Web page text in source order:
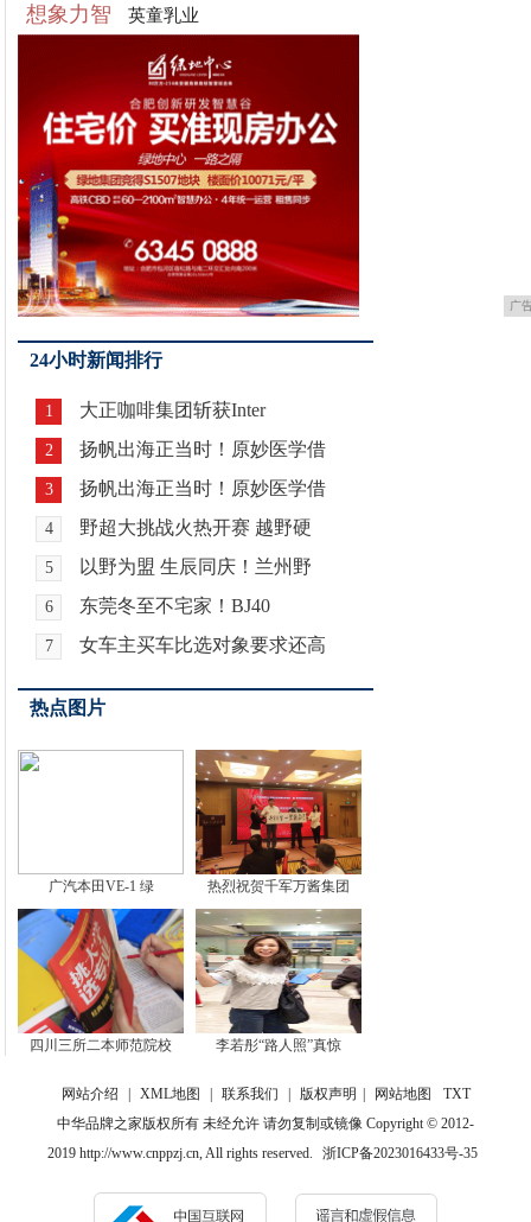
想象力智
英童乳业
广
24小时新闻排行
1 大正咖啡集团斩获Inter
2 扬帆出海正当时！原妙医学借
3 扬帆出海正当时！原妙医学借
4 野超大挑战火热开赛 越野硬
5 以野为盟 生辰同庆！兰州野
6 东莞冬至不宅家！BJ40
7 女车主买车比选对象要求还高
热点图片
广汽本田VE-1 绿 热烈祝贺千军万酱集团
四川三所二本师范院校 李若彤“路人照”真惊
网站介绍 | XML地图 | 联系我们 | 版权声明 | 网站地图
TXT
中华品牌之家版权所有 未经允许 请勿复制或镜像 Copyright © 2012-
2019 http://www.cnppzj.cn, All rights reserved.
浙ICP备2023016433号-35